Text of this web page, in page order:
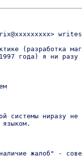
(разработка
года) я ни разу
системы ниразу не
языком.
жалоб" -